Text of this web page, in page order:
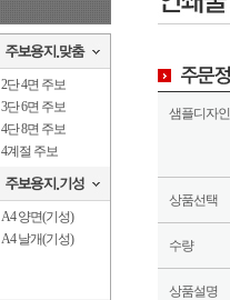
2단 4면 주보
3단 6면 주보
4단 8면 주보
4계절 주보
A4 양면(기성)
A4 날개(기성)
샘플디자인
상품선택
수량
상품설명